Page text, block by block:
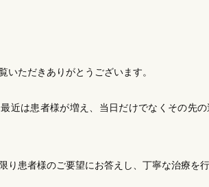
いただきありがとうございます。
近は患者様が増え、当日だけでなくその先
り患者様のご要望にお答えし、丁寧な治療を